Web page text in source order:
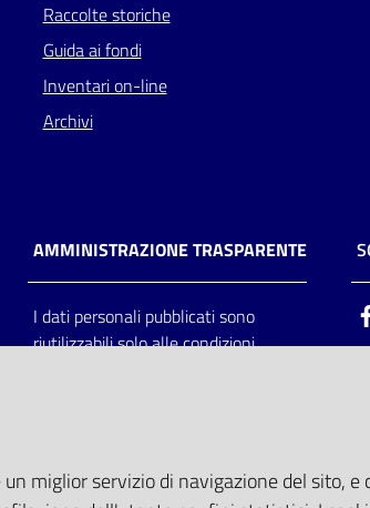
Raccolte storiche
Guida ai fondi
Inventari on-line
Archivi
AMMINISTRAZIONE TRASPARENTE
I dati personali pubblicati sono
riutilizzabili solo alle condizioni
miglior servizio di navigazione del sito,